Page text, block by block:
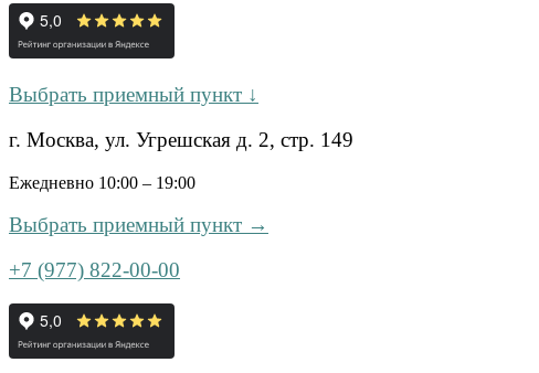
Выбрать приемный пункт ↓
г. Москва, ул. Угрешская д. 2, стр. 149
Ежедневно 10:00 – 19:00
Выбрать приемный пункт →
+7 (977) 822-00-00